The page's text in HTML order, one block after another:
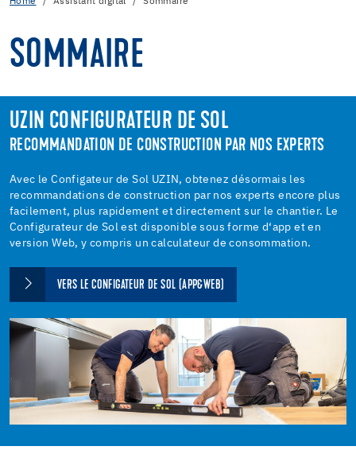
SOMMAIRE
UZIN CONFIGURATEUR DE SOL
RECOMMANDATION DE CONSTRUCTION PAR NOS EXPERTS
Avec le Configateur de Sol UZIN, obtenez désormais les
recommandations de construction par nos experts encore plus
facilement, plus rapidement et directement sur le chantier. Le
Configurateur de Sol est disponible sous forme d‘app et en
version Web, y compris un calculateur de consommation.
VERS LE CONFIGATEUR DE SOL (APP&WEB)